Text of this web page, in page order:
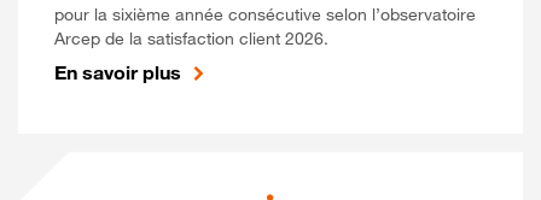
pour la sixième année consécutive selon l’observatoire
Arcep de la satisfaction client 2026.
En savoir plus